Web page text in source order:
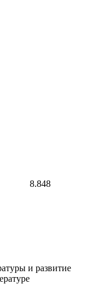
8.848
и развитие